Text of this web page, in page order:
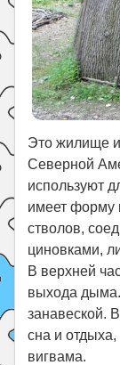
Это жилище
Северной
используют
имеет форму
стволов,
циновками,
В верхней
выхода
занавеской.
сна и
вигвама.